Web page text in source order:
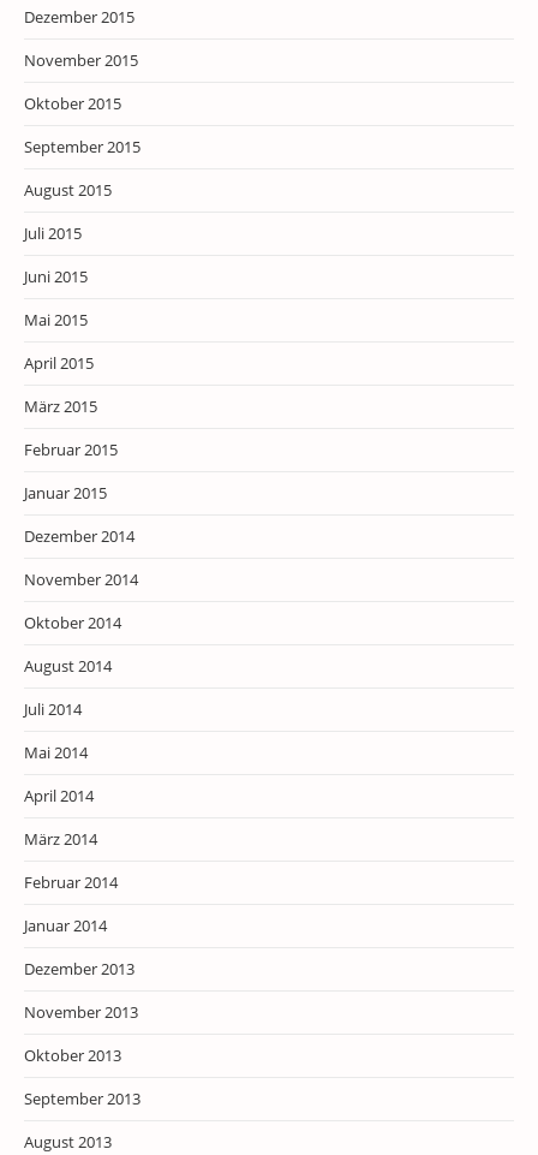
Dezember 2015
November 2015
Oktober 2015
September 2015
August 2015
Juli 2015
Juni 2015
Mai 2015
April 2015
März 2015
Februar 2015
Januar 2015
Dezember 2014
November 2014
Oktober 2014
August 2014
Juli 2014
Mai 2014
April 2014
März 2014
Februar 2014
Januar 2014
Dezember 2013
November 2013
Oktober 2013
September 2013
August 2013